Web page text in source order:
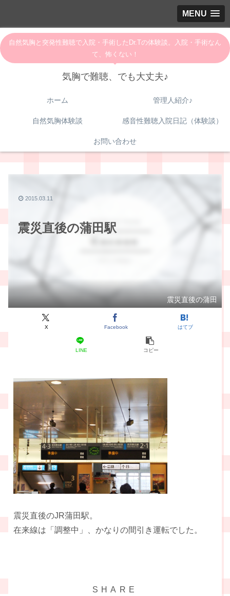
MENU
自然気胸と突発性難聴で入院・手術したDr.Tの体験談。入院・手術なん
て、怖くない！
気胸で難聴、でも大丈夫♪
ホーム 管理人紹介♪
自然気胸体験談 感音性難聴入院日記（体験談）
お問い合わせ
震災直後の蒲田駅
震災直後の蒲田
X Facebook はてブ
LINE コピー
2015.03.11
震災直後のJR蒲田駅。
在来線は「調整中」、かなりの間引き運転でした。